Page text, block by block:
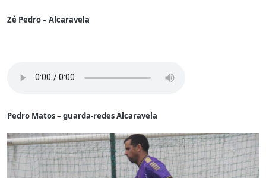
Zé Pedro – Alcaravela
Pedro Matos – guarda-redes Alcaravela